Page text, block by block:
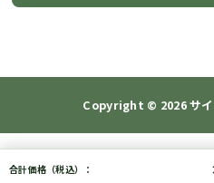
合計価格（税込）：
Copyright © 2026サ